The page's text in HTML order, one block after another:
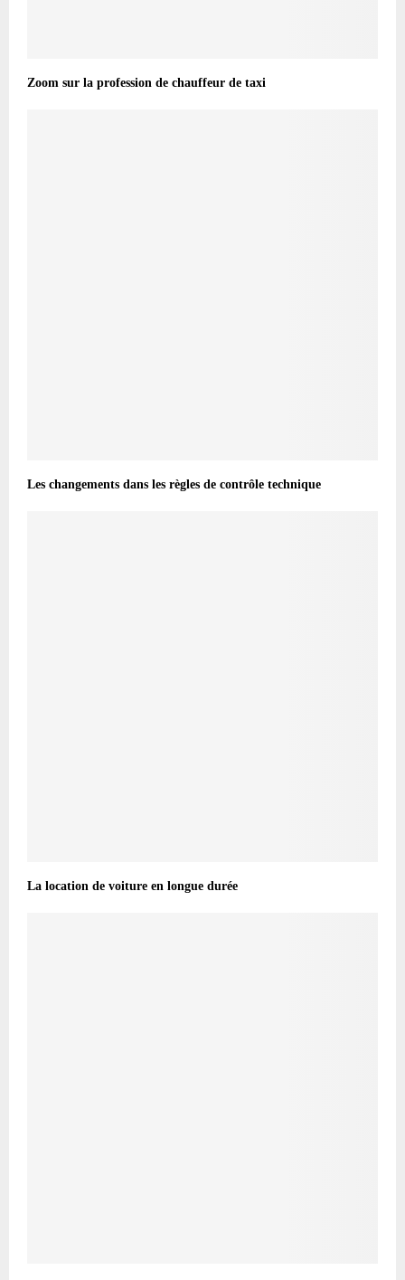
Zoom sur la profession de chauffeur de taxi
Les changements dans les règles de contrôle technique
La location de voiture en longue durée